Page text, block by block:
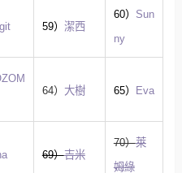
59） 潔西
60） Sun
ny
64） 大樹 65） Eva
69）吉米
70）萊
姆綠